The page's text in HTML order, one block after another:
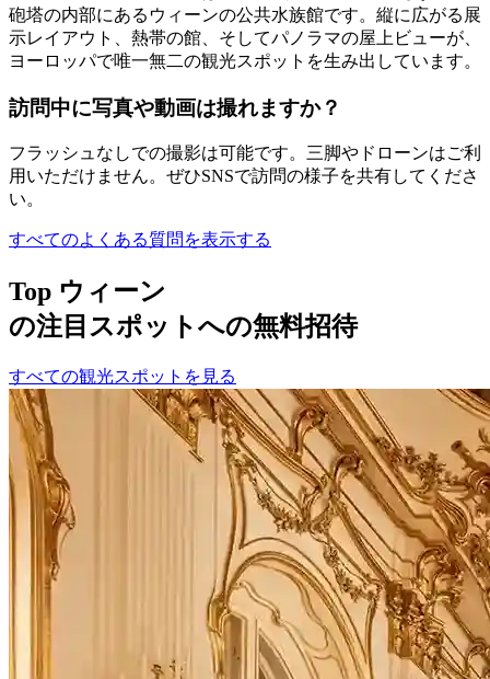
砲塔の内部にあるウィーンの公共水族館です。縦に広がる展
示レイアウト、熱帯の館、そしてパノラマの屋上ビューが、
ヨーロッパで唯一無二の観光スポットを生み出しています。
訪問中に写真や動画は撮れますか？
フラッシュなしでの撮影は可能です。三脚やドローンはご利
用いただけません。ぜひSNSで訪問の様子を共有してくださ
い。
すべてのよくある質問を表示する
Top ウィーン
の注目スポットへの無料招待
すべての観光スポットを見る